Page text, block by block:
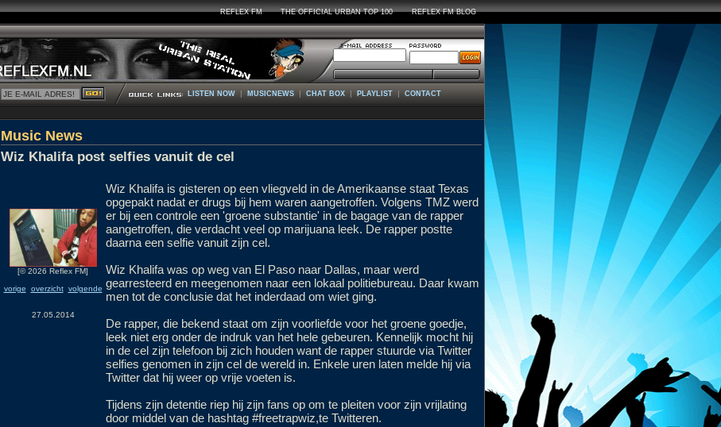
REFLEX FM THE OFFICIAL URBAN TOP 100 REFLEX FM BLOG
LISTEN NOW | MUSICNEWS | CHAT BOX | PLAYLIST | CONTACT
Music News
Wiz Khalifa post selfies vanuit de cel
[© 2026 Reflex FM]
vorige
overzicht volgende
27.05.2014
Wiz Khalifa is gisteren op een vliegveld in de Amerikaanse staat Texas
opgepakt nadat er drugs bij hem waren aangetroffen. Volgens TMZ werd
er bij een controle een 'groene substantie' in de bagage van de rapper
aangetroffen, die verdacht veel op marijuana leek. De rapper postte
daarna een selfie vanuit zijn cel.
Wiz Khalifa was op weg van El Paso naar Dallas, maar werd
gearresteerd en meegenomen naar een lokaal politiebureau. Daar kwam
men tot de conclusie dat het inderdaad om wiet ging.
De rapper, die bekend staat om zijn voorliefde voor het groene goedje,
leek niet erg onder de indruk van het hele gebeuren. Kennelijk mocht hij
in de cel zijn telefoon bij zich houden want de rapper stuurde via Twitter
selfies genomen in zijn cel de wereld in. Enkele uren laten melde hij via
Twitter dat hij weer op vrije voeten is.
Tijdens zijn detentie riep hij zijn fans op om te pleiten voor zijn vrijlating
door middel van de hashtag #freetrapwiz,te Twitteren.